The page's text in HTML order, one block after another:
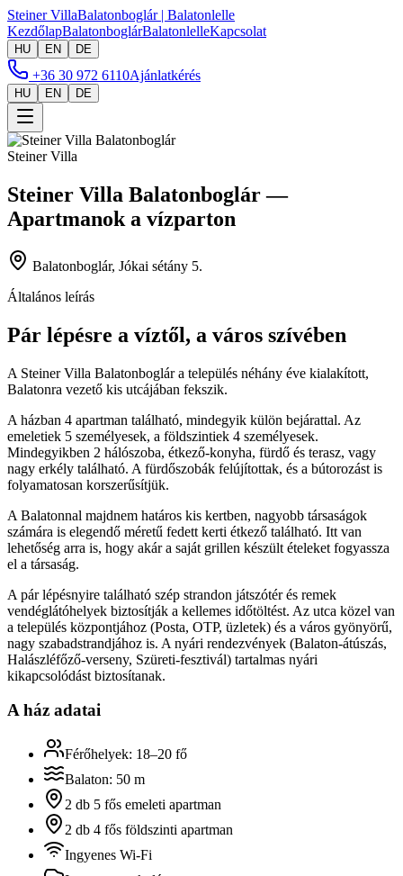
Steiner VillaBalatonboglár | Balatonlelle
KezdőlapBalatonboglárBalatonlelleKapcsolat
HU EN DE
+36 30 972 6110Ajánlatkérés
HU EN DE
Steiner Villa
Steiner Villa Balatonboglár —
Apartmanok a vízparton
Balatonboglár, Jókai sétány 5.
Általános leírás
Pár lépésre a víztől, a város szívében
A Steiner Villa Balatonboglár a település néhány éve kialakított,
Balatonra vezető kis utcájában fekszik.
A házban 4 apartman található, mindegyik külön bejárattal. Az
emeletiek 5 személyesek, a földszintiek 4 személyesek.
Mindegyikben 2 hálószoba, étkező-konyha, fürdő és terasz, vagy
nagy erkély található. A fürdőszobák felújítottak, és a bútorozást is
folyamatosan korszerűsítjük.
A Balatonnal majdnem határos kis kertben, nagyobb társaságok
számára is elegendő méretű fedett kerti étkező található. Itt van
lehetőség arra is, hogy akár a saját grillen készült ételeket fogyassza
el a társaság.
A pár lépésnyire található szép strandon játszótér és remek
vendéglátóhelyek biztosítják a kellemes időtöltést. Az utca közel van
a település központjához (Posta, OTP, üzletek) és a város gyönyörű,
nagy szabadstrandjához is. A nyári rendezvények (Balaton-átúszás,
Halászléfőző-verseny, Szüreti-fesztivál) tartalmas nyári
kikapcsolódást biztosítanak.
A ház adatai
Férőhelyek: 18–20 fő
Balaton: 50 m
2 db 5 fős emeleti apartman
2 db 4 fős földszinti apartman
Ingyenes Wi-Fi